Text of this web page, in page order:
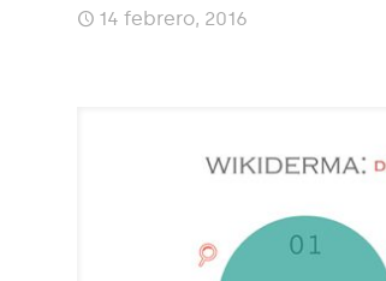
14 febrero, 2016